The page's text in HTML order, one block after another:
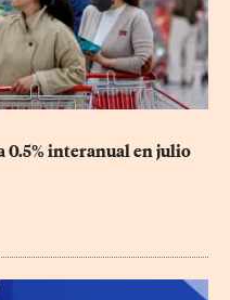
0.5% interanual en julio